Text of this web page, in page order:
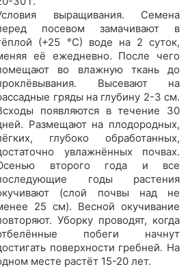
выращивания. Семена
посевом замачивают в
ёплой (+25 °С) воде на 2 суток,
её ежедневно. После чего
во влажную ткань до
ёвывания. Высевают на
гряды на глубину 2-3 см.
появляются в течение 30
Размещают на плодородных,
ёгких, глубоко обработанных,
увлажнённых почвах.
второго года и все
годы растения
(слой почвы над не
25 см). Весной окучивание
Уборку проводят, когда
ённые побеги начнут
поверхности гребней. На
месте растёт 15-20 лет.